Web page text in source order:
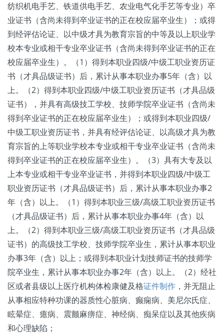
纺织机电手艺、铁道供电手艺、农业电气化手艺等专业）卒
业证书（含尚未得到卒业证书的正在校应届卒业生）；或得
到经评估论证、以中级才具为教育宗旨的中等及以上职业学
校本专业或相干专业卒业证书（含尚未得到卒业证书的正在
校应届卒业生）。（1）得到本职业四级/中级工职业资历证
书（才具品级证书）后，累计从事本职业办事5年（含）以
上。（2）得到本职业四级/中级工职业资历证书（才具品级
证书），并具有高级技工学校、技师学院卒业证书（含尚未
得到卒业证书的正在校应届卒业生）；或得到本职业四级/
中级工职业资历证书，并具有经评估论证、以高级才具为教
育宗旨的上等职业学校本专业或相干专业卒业证书（含尚未
得到卒业证书的正在校应届卒业生）。（3）具有大专及以
上本专业或相干专业卒业证书，并得到本职业四级/中级工
职业资历证书（才具品级证书）后，累计从事本职业办事2
年（含）以上。（1）得到本职业三级/高级工职业资历证书
（才具品级证书）后，累计从事本职业办事4年（含）以
上。（2）得到本职业三级/高级工职业资历证书（才具品级
证书）的高级技工学校、技师学院卒业生，累计从事本职业
办事3年（含）以上；或得到本职业计划技师证书的技师学
院卒业生，累计从事本职业办事2年（含）以上。（2）经社
区或者县级以上医疗机构体检康健及格证件制作 ，并无阻止
从事相应特种功课的器质性心脏病、癫痫病、美尼尔氏症、
眩晕症、癔病、震颤麻痹症、神经病、痴呆症以及其他疾病
和心理缺陷；